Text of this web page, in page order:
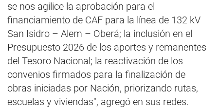
se nos agilice la aprobación para el
financiamiento de CAF para la línea de 132 kV
San Isidro – Alem – Oberá; la inclusión en el
Presupuesto 2026 de los aportes y remanentes
del Tesoro Nacional; la reactivación de los
convenios firmados para la finalización de
obras iniciadas por Nación, priorizando rutas,
escuelas y viviendas", agregó en sus redes.